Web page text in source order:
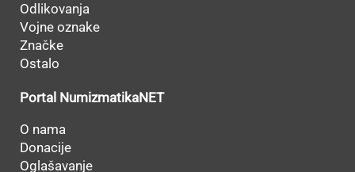
Odlikovanja
Vojne oznake
Značke
Ostalo
Portal NumizmatikaNET
O nama
Donacije
Oglašavanje